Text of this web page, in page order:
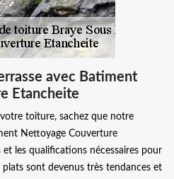
avec Batiment
Etancheite
toiture, sachez que notre
Nettoyage Couverture
et les qualifications nécessaires pour
sont devenus très tendances et